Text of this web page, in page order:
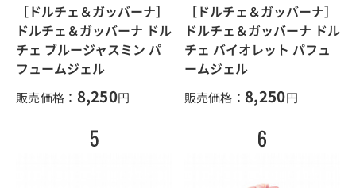
［ドルチェ＆ガッバーナ］
ドルチェ＆ガッバーナ ドル
チェ ブルージャスミン パ
フュームジェル
販売価格： 8,250円
［ドルチェ＆ガッバーナ］
ドルチェ＆ガッバーナ ドル
チェ バイオレット パフュ
ームジェル
販売価格： 8,250円